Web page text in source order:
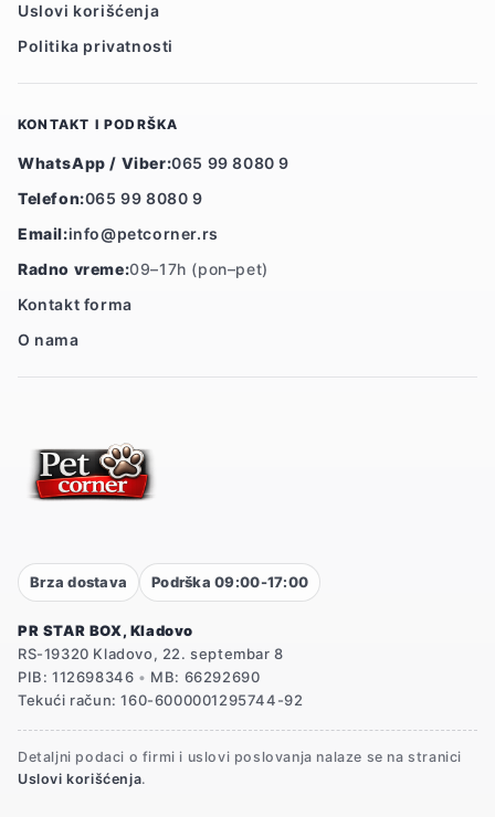
Uslovi korišćenja
Politika privatnosti
KONTAKT I PODRŠKA
WhatsApp / Viber:065 99 8080 9
Telefon:065 99 8080 9
Email:info@petcorner.rs
Radno vreme:09–17h (pon–pet)
Kontakt forma
O nama
Brza dostava Podrška 09:00-17:00
PR STAR BOX, Kladovo
RS-19320 Kladovo, 22. septembar 8
PIB: 112698346 • MB: 66292690
Tekući račun: 160-6000001295744-92
Detaljni podaci o firmi i uslovi poslovanja nalaze se na stranici
Uslovi korišćenja.